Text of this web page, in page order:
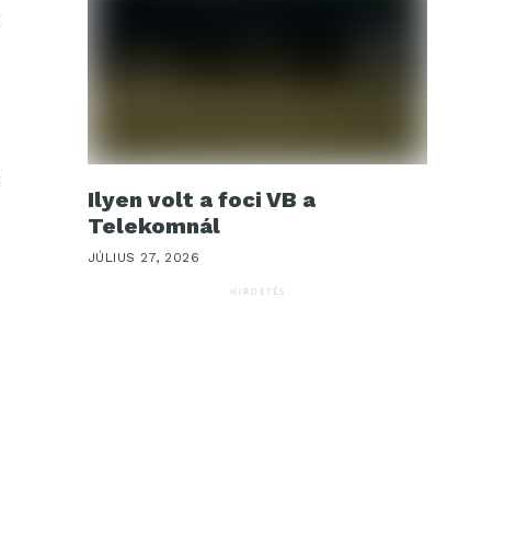
Ilyen volt a foci VB a
Telekomnál
JÚLIUS 27, 2026
HIRDETÉS